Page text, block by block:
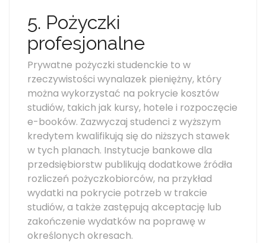
5. Pożyczki
profesjonalne
Prywatne pożyczki studenckie to w
rzeczywistości wynalazek pieniężny, który
można wykorzystać na pokrycie kosztów
studiów, takich jak kursy, hotele i rozpoczęcie
e-booków. Zazwyczaj studenci z wyższym
kredytem kwalifikują się do niższych stawek
w tych planach. Instytucje bankowe dla
przedsiębiorstw publikują dodatkowe źródła
rozliczeń pożyczkobiorców, na przykład
wydatki na pokrycie potrzeb w trakcie
studiów, a także zastępują akceptację lub
zakończenie wydatków na poprawę w
określonych okresach.